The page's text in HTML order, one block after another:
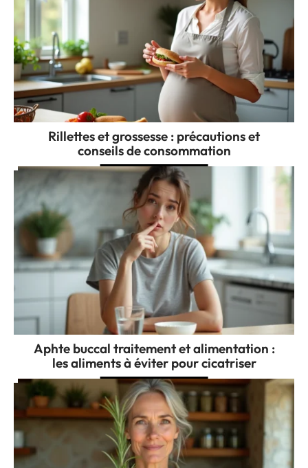
Rillettes et grossesse : précautions et
conseils de consommation
Aphte buccal traitement et alimentation :
les aliments à éviter pour cicatriser